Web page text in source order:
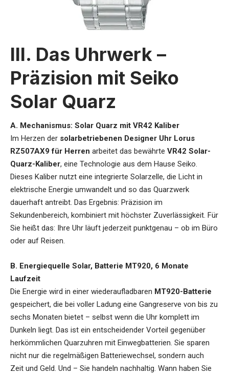
III. Das Uhrwerk –
Präzision mit Seiko
Solar Quarz
A. Mechanismus: Solar Quarz mit VR42 Kaliber
Im Herzen der solarbetriebenen Designer Uhr Lorus
RZ507AX9 für Herren arbeitet das bewährte VR42 Solar-
Quarz-Kaliber, eine Technologie aus dem Hause Seiko.
Dieses Kaliber nutzt eine integrierte Solarzelle, die Licht in
elektrische Energie umwandelt und so das Quarzwerk
dauerhaft antreibt. Das Ergebnis: Präzision im
Sekundenbereich, kombiniert mit höchster Zuverlässigkeit. Für
Sie heißt das: Ihre Uhr läuft jederzeit punktgenau – ob im Büro
oder auf Reisen.
B. Energiequelle Solar, Batterie MT920, 6 Monate
Laufzeit
Die Energie wird in einer wiederaufladbaren MT920-Batterie
gespeichert, die bei voller Ladung eine Gangreserve von bis zu
sechs Monaten bietet – selbst wenn die Uhr komplett im
Dunkeln liegt. Das ist ein entscheidender Vorteil gegenüber
herkömmlichen Quarzuhren mit Einwegbatterien. Sie sparen
nicht nur die regelmäßigen Batteriewechsel, sondern auch
Zeit und Geld. Und – Sie handeln nachhaltig. Wann haben Sie